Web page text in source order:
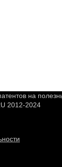
на
2012-2024